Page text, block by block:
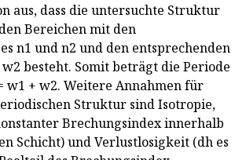
aus, dass die untersuchte Struktur
Bereichen mit den
n1 und n2 und den entsprechenden
besteht. Somit beträgt die Periode
w1 + w2. Weitere Annahmen für
Struktur sind Isotropie,
Brechungsindex innerhalb
Schicht) und Verlustlosigkeit (dh es